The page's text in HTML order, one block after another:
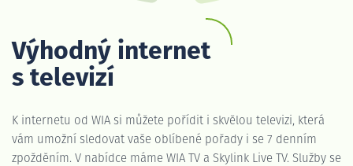
Výhodný internet
s televizí
K internetu od WIA si můžete pořídit i skvělou televizi, která
vám umožní sledovat vaše oblíbené pořady i se 7 denním
zpožděním. V nabídce máme WIA TV a Skylink Live TV. Služby se